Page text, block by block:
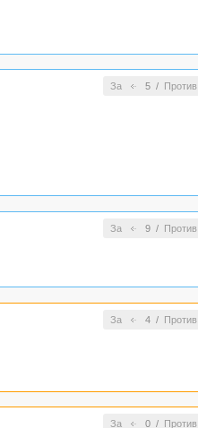
За 5/ Против
За 9/ Против
За 4/ Против
За 0/ Против